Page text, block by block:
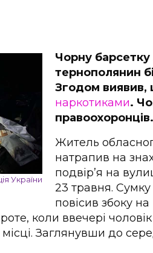
України
Чорну
тернополянин
Згодом виявив,
наркотиками.
правоохоронців.
Житель
натрапив на
подвір’я на
23 травня.
повісив збоку
коли ввечері
Заглянувши до